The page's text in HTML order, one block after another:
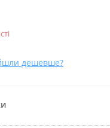
дешевше?